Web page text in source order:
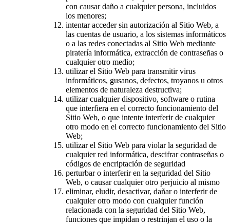
con causar daño a cualquier persona, incluidos
los menores;
intentar acceder sin autorización al Sitio Web, a
las cuentas de usuario, a los sistemas informáticos
o a las redes conectadas al Sitio Web mediante
piratería informática, extracción de contraseñas o
cualquier otro medio;
utilizar el Sitio Web para transmitir virus
informáticos, gusanos, defectos, troyanos u otros
elementos de naturaleza destructiva;
utilizar cualquier dispositivo, software o rutina
que interfiera en el correcto funcionamiento del
Sitio Web, o que intente interferir de cualquier
otro modo en el correcto funcionamiento del Sitio
Web;
utilizar el Sitio Web para violar la seguridad de
cualquier red informática, descifrar contraseñas o
códigos de encriptación de seguridad
perturbar o interferir en la seguridad del Sitio
Web, o causar cualquier otro perjuicio al mismo
eliminar, eludir, desactivar, dañar o interferir de
cualquier otro modo con cualquier función
relacionada con la seguridad del Sitio Web,
funciones que impidan o restrinjan el uso o la